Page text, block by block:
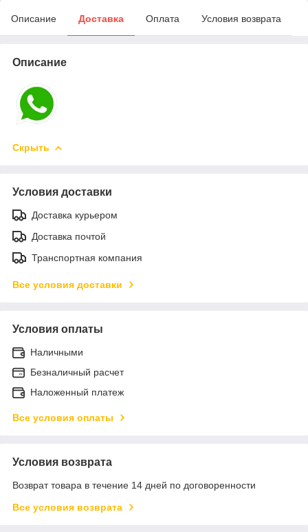
Описание Доставка Оплата Условия возврата
Описание
Скрыть
Условия доставки
Доставка курьером
Доставка почтой
Транспортная компания
Все условия доставки
Условия оплаты
Наличными
Безналичный расчет
Наложенный платеж
Все условия оплаты
Условия возврата
Возврат товара в течение 14 дней по договоренности
Все условия возврата